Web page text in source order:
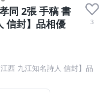
同 2張 手稿 書
信封】品相優
3
西 九江知名詩人 信封】品